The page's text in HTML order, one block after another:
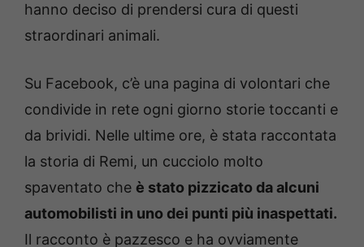
hanno deciso di prendersi cura di questi
straordinari animali.
Su Facebook, c’è una pagina di volontari che
condivide in rete ogni giorno storie toccanti e
da brividi. Nelle ultime ore, è stata raccontata
la storia di Remi, un cucciolo molto
spaventato che è stato pizzicato da alcuni
automobilisti in uno dei punti più inaspettati.
Il racconto è pazzesco e ha ovviamente